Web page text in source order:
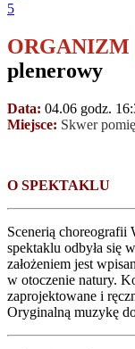
5
ORGANIZM
plenerowy
Data: 04.06 godz.
Miejsce: Skwer
O SPEKTAKLU
Scenerią choreografii
spektaklu odbyła się
założeniem jest
w otoczenie natury.
zaprojektowane i
Oryginalną muzykę